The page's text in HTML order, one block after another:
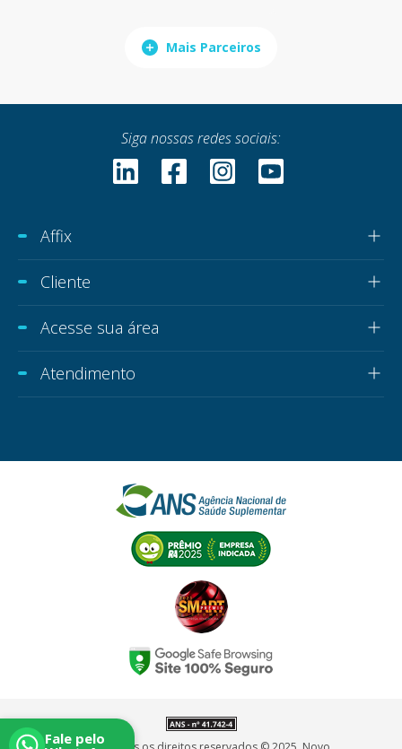
Mais Parceiros
Siga nossas redes sociais:
Affix
Cliente
Acesse sua área
Atendimento
Fale pelo